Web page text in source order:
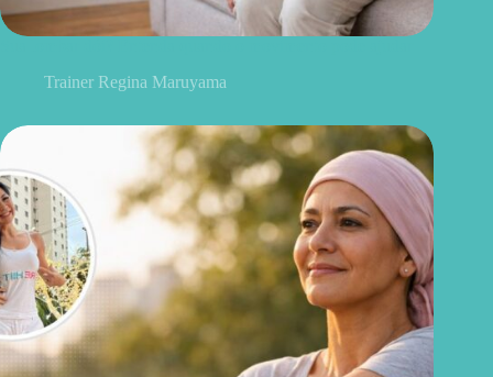
Trainer Regina Maruyama